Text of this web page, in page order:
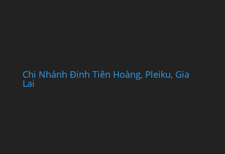
Chi Nhánh Đinh Tiên Hoàng, Pleiku, Gia
Lai